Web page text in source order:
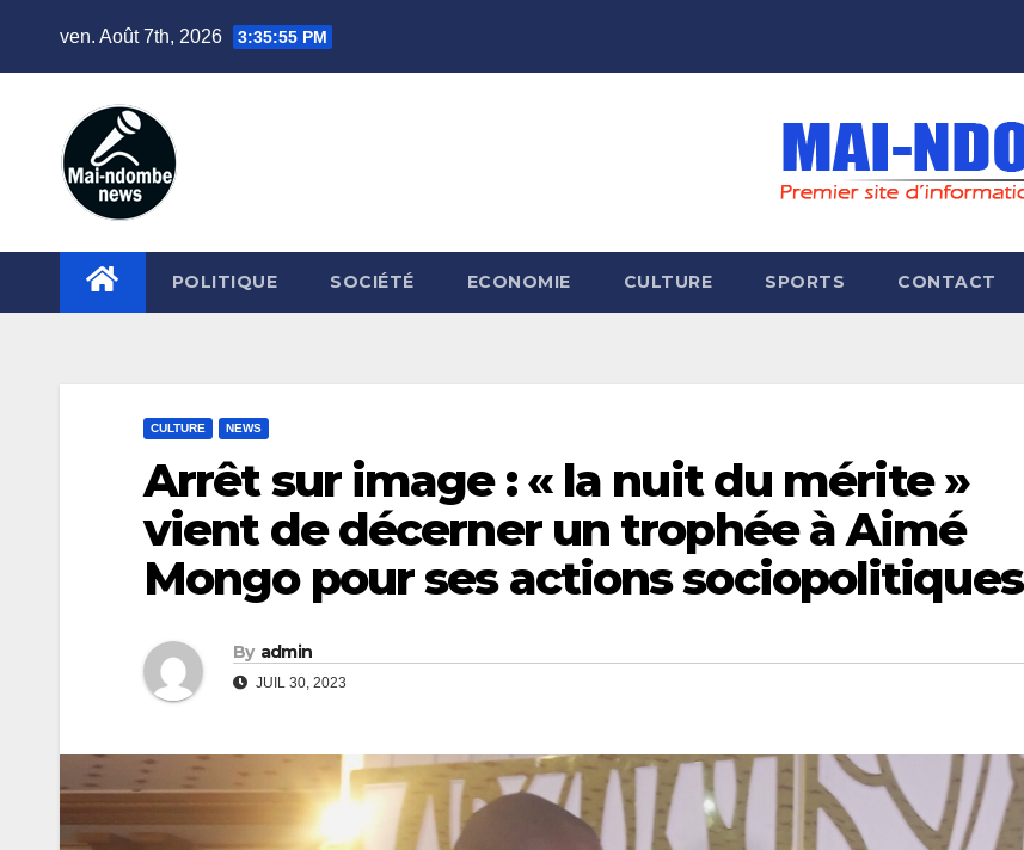
ven. Août 7th, 2026 3:35:57 PM
POLITIQUE SOCIÉTÉ ECONOMIE CULTURE SPORTS CONTACT
CULTURE NEWS
Arrêt sur image : « la nuit du mérite »
vient de décerner un trophée à Aimé
Mongo pour ses actions sociopolitiques
By admin
JUIL 30, 2023